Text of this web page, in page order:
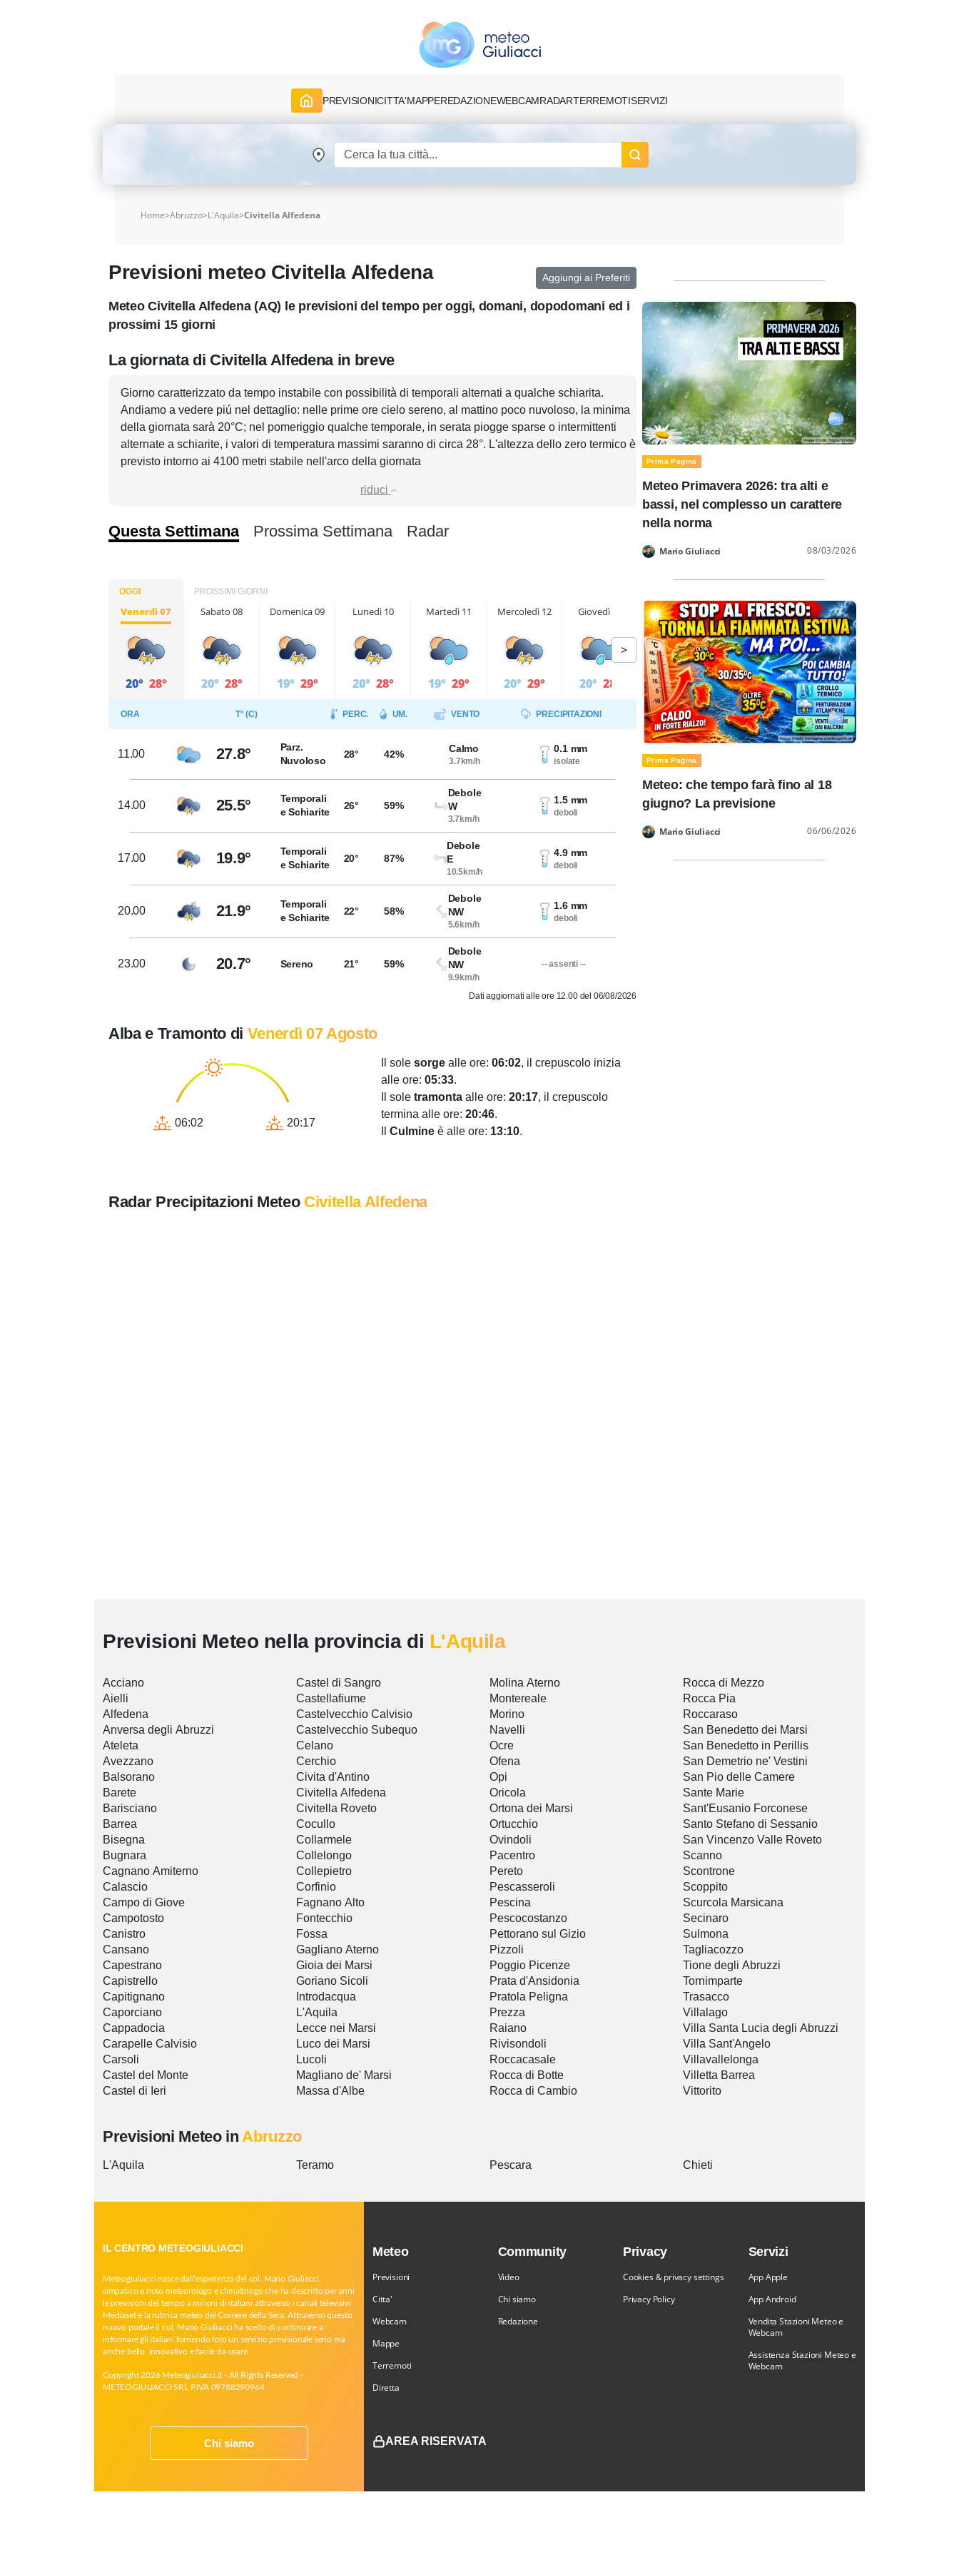
PREVISIONICITTA'MAPPEREDAZIONEWEBCAMRADARTERREMOTISERVIZI
Home>Abruzzo>L'Aquila>Civitella Alfedena
Previsioni meteo Civitella Alfedena Aggiungi ai Preferiti
Meteo Civitella Alfedena (AQ) le previsioni del tempo per oggi, domani, dopodomani ed i
prossimi 15 giorni
La giornata di Civitella Alfedena in breve
Giorno caratterizzato da tempo instabile con possibilità di temporali alternati a qualche schiarita.
Andiamo a vedere piú nel dettaglio: nelle prime ore cielo sereno, al mattino poco nuvoloso, la minima
della giornata sarà 20°C; nel pomeriggio qualche temporale, in serata piogge sparse o intermittenti
alternate a schiarite, i valori di temperatura massimi saranno di circa 28°. L'altezza dello zero termico è
previsto intorno ai 4100 metri stabile nell'arco della giornata
riduci
Questa Settimana Prossima Settimana Radar
OGGI PROSSIMI GIORNI
Venerdì 07
20° 28°
Sabato 08
20° 28°
Domenica 09
19° 29°
Lunedì 10
20° 28°
Martedì 11
19° 29°
Mercoledì 12
20° 29°
Giovedì 13
20° 28°
>
ORA T° (C) PERC. UM. VENTO PRECIPITAZIONI
11.00 27.8°
Parz.
Nuvoloso
28° 42% Calmo
3.7km/h
0.1 mm
isolate
14.00 25.5°
Temporali
e Schiarite
26° 59%
Debole
W
3.7km/h
1.5 mm
deboli
17.00 19.9°
Temporali
e Schiarite
20° 87%
Debole
E
10.5km/h
4.9 mm
deboli
20.00 21.9°
Temporali
e Schiarite
22° 58%
Debole
NW
5.6km/h
1.6 mm
deboli
23.00 20.7° Sereno 21° 59%
Debole
NW
9.9km/h
-- assenti --
Dati aggiornati alle ore 12.00 del 06/08/2026
Alba e Tramonto di Venerdì 07 Agosto
06:02 20:17
Il sole sorge alle ore: 06:02, il crepuscolo inizia
alle ore: 05:33.
Il sole tramonta alle ore: 20:17, il crepuscolo
termina alle ore: 20:46.
Culmine è alle ore: 13:10.
Radar Precipitazioni Meteo Civitella Alfedena
Prima Pagina
Meteo Primavera 2026: tra alti e
bassi, nel complesso un carattere
nella norma
Mario Giuliacci 08/03/2026
Prima Pagina
Meteo: che tempo farà fino al 18
giugno? La previsione
Mario Giuliacci 06/06/2026
Previsioni Meteo nella provincia di L'Aquila
Acciano
Aielli
Alfedena
Anversa degli Abruzzi
Ateleta
Avezzano
Balsorano
Barete
Barisciano
Barrea
Bisegna
Bugnara
Cagnano Amiterno
Calascio
Campo di Giove
Campotosto
Canistro
Cansano
Capestrano
Capistrello
Capitignano
Caporciano
Cappadocia
Carapelle Calvisio
Carsoli
Castel del Monte
Castel di Ieri
Castel di Sangro
Castellafiume
Castelvecchio Calvisio
Castelvecchio Subequo
Celano
Cerchio
Civita d'Antino
Civitella Alfedena
Civitella Roveto
Cocullo
Collarmele
Collelongo
Collepietro
Corfinio
Fagnano Alto
Fontecchio
Fossa
Gagliano Aterno
Gioia dei Marsi
Goriano Sicoli
Introdacqua
L'Aquila
Lecce nei Marsi
Luco dei Marsi
Lucoli
Magliano de' Marsi
Massa d'Albe
Molina Aterno
Montereale
Morino
Navelli
Ocre
Ofena
Opi
Oricola
Ortona dei Marsi
Ortucchio
Ovindoli
Pacentro
Pereto
Pescasseroli
Pescina
Pescocostanzo
Pettorano sul Gizio
Pizzoli
Poggio Picenze
Prata d'Ansidonia
Pratola Peligna
Prezza
Raiano
Rivisondoli
Roccacasale
Rocca di Botte
Rocca di Cambio
Rocca di Mezzo
Rocca Pia
Roccaraso
San Benedetto dei Marsi
San Benedetto in Perillis
San Demetrio ne' Vestini
San Pio delle Camere
Sante Marie
Sant'Eusanio Forconese
Santo Stefano di Sessanio
San Vincenzo Valle Roveto
Scanno
Scontrone
Scoppito
Scurcola Marsicana
Secinaro
Sulmona
Tagliacozzo
Tione degli Abruzzi
Tornimparte
Trasacco
Villalago
Villa Santa Lucia degli Abruzzi
Villa Sant'Angelo
Villavallelonga
Villetta Barrea
Vittorito
Previsioni Meteo inAbruzzo
L'Aquila Teramo Pescara Chieti
IL CENTRO METEOGIULIACCI
Meteogiuliacci nasce dall’esperienza del col. Mario Giuliacci,
simpatico e noto meteorologo e climatologo che ha descritto per anni
le previsioni del tempo a milioni di italiani attraverso i canali televisivi
Mediaset e la rubrica meteo del Corriere della Sera. Attraverso questo
nuovo portale il col. Mario Giuliacci ha scelto di continuare a
informare gli italiani fornendo loro un servizio previsionale serio ma
anche bello, innovativo e facile da usare.
Copyright 2026 Meteogiuliacci.it - All Rights Reserved -
METEOGIULIACCI SRL P.IVA 09788290964
Chi siamo
Meteo
Previsioni
Citta'
Webcam
Mappe
Terremoti
Diretta
Community
Video
Chi siamo
Redazione
Privacy
Cookies & privacy settings
Privacy Policy
Servizi
App Apple
App Android
Vendita Stazioni Meteo e
Webcam
Assistenza Stazioni Meteo e
Webcam
AREA RISERVATA